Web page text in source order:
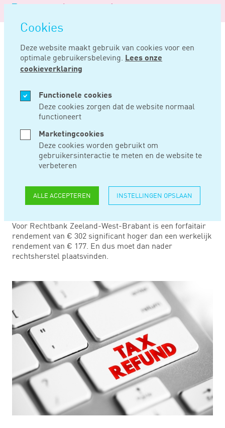
overslaan
Cookies
Deze website maakt gebruik van cookies voor een
optimale gebruikersbeleving. Lees onze
cookieverklaring
Functionele cookies
Deze cookies zorgen dat de website normaal
functioneert
Marketingcookies
Deze cookies worden gebruikt om
gebruikersinteractie te meten en de website te
verbeteren
ALLE ACCEPTEREN INSTELLINGEN OPSLAAN
Logo
Noord
Negentig
Home Nieuws
APR 17, 2024
€ 125 VERSCHIL IN
BOX 3-RENDEMENT
KAN SIGNIFICANT
ZIJN
Voor Rechtbank Zeeland-West-Brabant is een forfaitair
rendement van € 302 significant hoger dan een werkelijk
rendement van € 177. En dus moet dan nader
rechtsherstel plaatsvinden.